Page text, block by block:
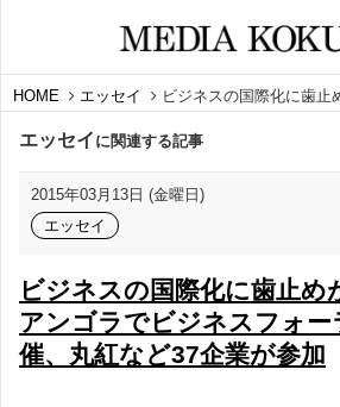
HOME エッセイ ビジネスの国際化に歯止
エッセイ に関連する記事
2015年03月13日 (金曜日)
エッセイ
ビジネスの国際化に歯止め
アンゴラでビジネスフォー
催、丸紅など37企業が参加